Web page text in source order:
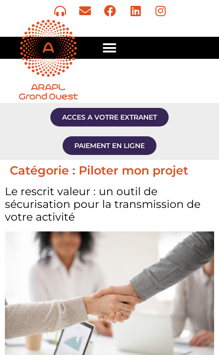
ACCES A VOTRE EXTRANET
PAIEMENT EN LIGNE
Catégorie : Piloter mon projet
Le rescrit valeur : un outil de
sécurisation pour la transmission de
votre activité